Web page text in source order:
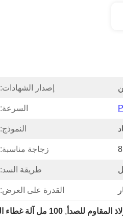
إصدار الشهادات:
السرعة:
النموذج:
8 زجاجة مناسبة:
طريقة السد:
القدرة على العرض:
المقاوم للصدأ , 100 مل آلة غطاء الزناد